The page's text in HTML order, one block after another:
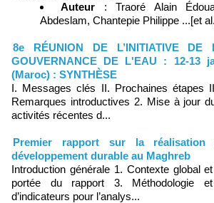
Auteur : Traoré Alain
Abdeslam, Chantepie Philippe ...[et
8e RÉUNION DE L’INITIATIVE
GOUVERNANCE DE L'EAU : 12-13
(Maroc) : SYNTHÈSE
I. Messages clés II. Prochaines étapes
Remarques introductives 2. Mise à jour
activités récentes d...
Premier rapport sur la
développement durable au Maghreb
Introduction générale 1. Contexte global
portée du rapport 3. Méthodologie
d’indicateurs pour l’analys...